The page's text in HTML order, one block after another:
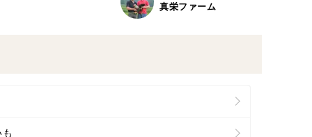
真栄ファーム
も